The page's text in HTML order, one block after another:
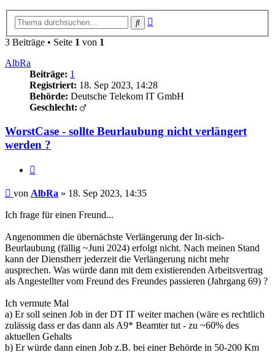
Suche
3 Beiträge • Seite 1 von 1
AlbRa
Beiträge: 1
Registriert: 18. Sep 2023, 14:28
Behörde: Deutsche Telekom IT GmbH
Geschlecht:
WorstCase - sollte Beurlaubung nicht verlängert
werden ?
Beitrag
von AlbRa » 18. Sep 2023, 14:35
Ich frage für einen Freund...
Angenommen die übernächste Verlängerung der In-sich-
Beurlaubung (fällig ~Juni 2024) erfolgt nicht. Nach meinen Stand
kann der Dienstherr jederzeit die Verlängerung nicht mehr
ausprechen. Was würde dann mit dem existierenden Arbeitsvertrag
als Angestellter vom Freund des Freundes passieren (Jahrgang 69) ?
Ich vermute Mal
a) Er soll seinen Job in der DT IT weiter machen (wäre es rechtlich
zulässig dass er das dann als A9* Beamter tut - zu ~60% des
aktuellen Gehalts
b) Er würde dann einen Job z.B. bei einer Behörde in 50-200 Km